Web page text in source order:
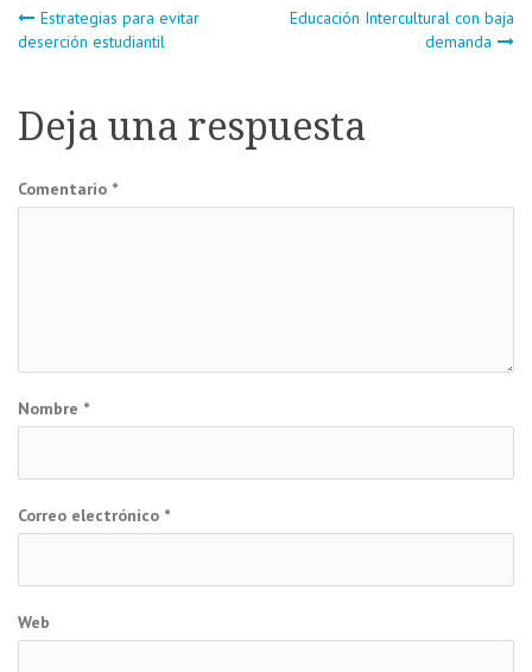
Navegación
entradas
Estrategias para evitar
deserción estudiantil
Educación Intercultural con baja
demanda
Deja una respuesta
Comentario *
Nombre *
Correo electrónico *
Web